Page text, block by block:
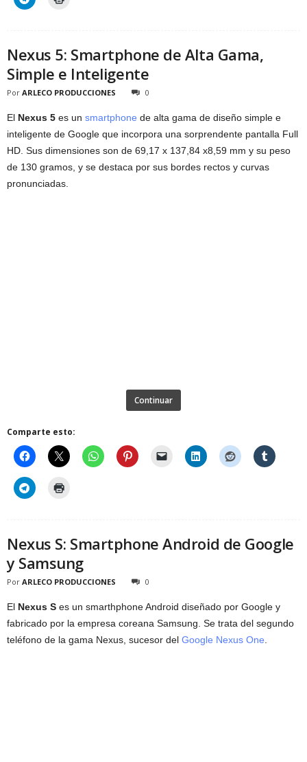
Nexus 5: Smartphone de Alta Gama,
Simple e Inteligente
Por ARLECO PRODUCCIONES 0
El Nexus 5 es un smartphone de alta gama de diseño simple e
inteligente de Google que incorpora una sorprendente pantalla Full
HD. Sus dimensiones son de 69,17 x 137,84 x8,59 mm y su peso
de 130 gramos, y se destaca por sus bordes rectos y curvas
pronunciadas.
Continuar
Comparte esto:
Nexus S: Smartphone Android de Google
y Samsung
Por ARLECO PRODUCCIONES 0
El Nexus S es un smarthphone Android diseñado por Google y
fabricado por la empresa coreana Samsung. Se trata del segundo
teléfono de la gama Nexus, sucesor del Google Nexus One